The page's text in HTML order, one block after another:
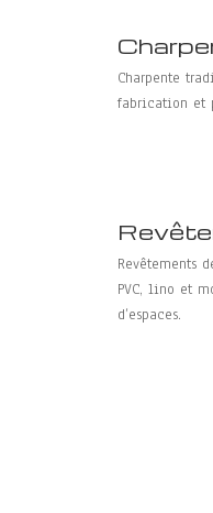
Charpente
fabrication et
Revêtements
PVC, lino et
d’espaces.